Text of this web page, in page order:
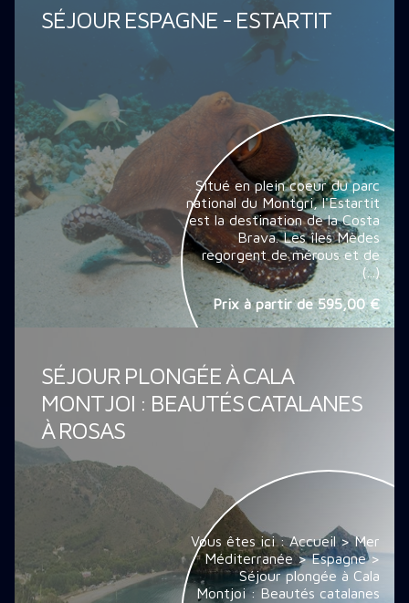
SÉJOUR ESPAGNE - ESTARTIT
Situé en plein coeur du parc
national du Montgri, l'Estartit
est la destination de la Costa
Brava. Les îles Mèdes
regorgent de mérous et de
(...)
Prix à partir de595,00 €
SÉJOUR PLONGÉE À CALA
MONTJOI : BEAUTÉS CATALANES
À ROSAS
Vous êtes ici : Accueil > Mer
Méditerranée > Espagne >
Séjour plongée à Cala
Montjoi : Beautés catalanes